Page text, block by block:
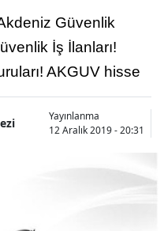
Güvenlik
İş İlanları!
AKGUV hisse
Yayınlanma
12 Aralık 2019 - 20:31